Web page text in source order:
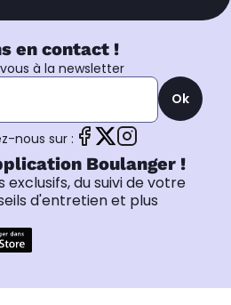
en contact !
à la newsletter
Ok
nous sur :
Boulanger !
du suivi de votre
d'entretien et plus